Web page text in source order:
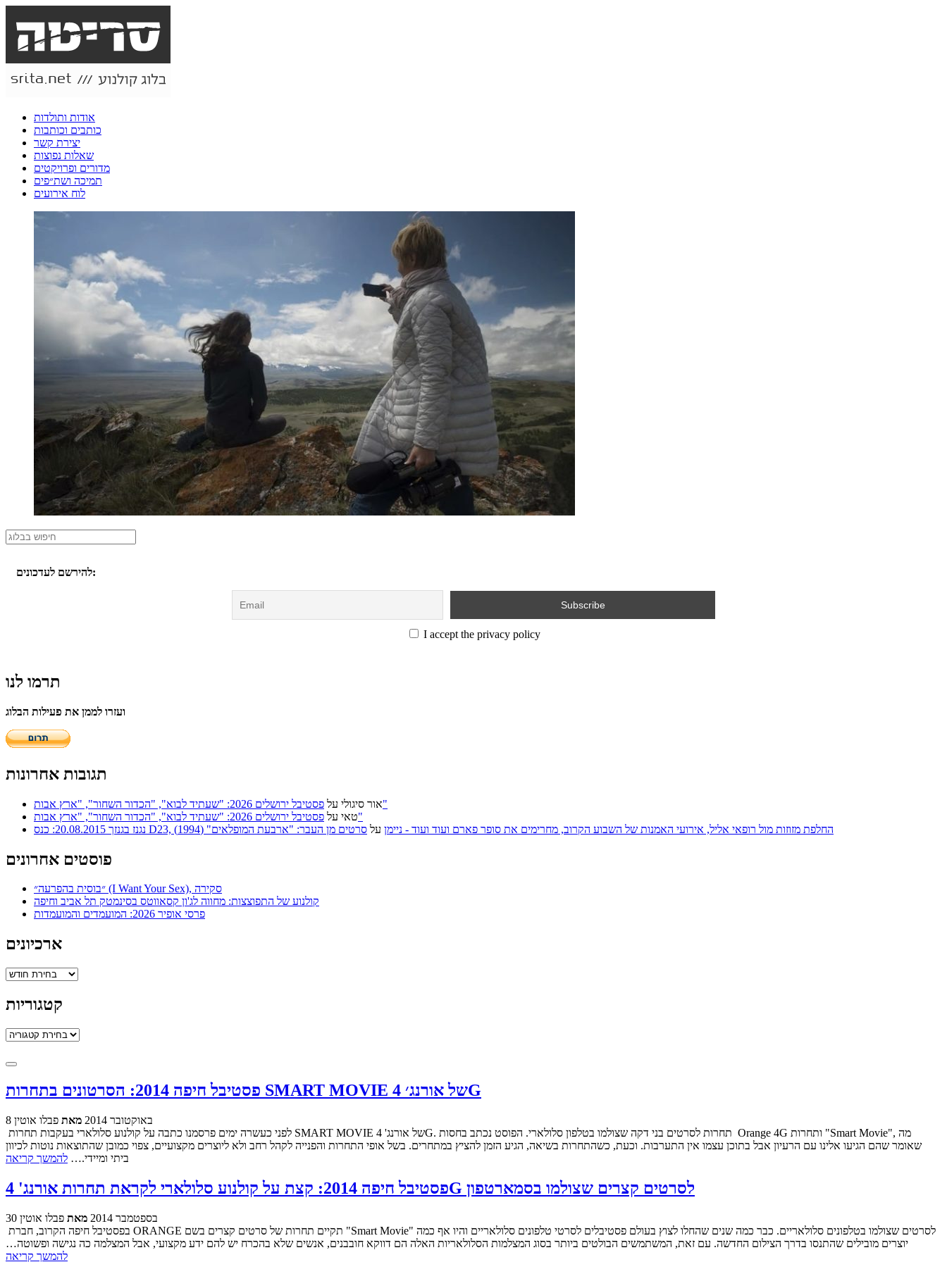
אודות ותולדות
כותבים וכותבות
יצירת קשר
שאלות נפוצות
מדורים ופרויקטים
תמיכה ושת״פים
לוח אירועים
להירשם לעדכונים:
I accept the privacy policy
תרמו לנו
ועזרו לממן את פעילות הבלוג
תגובות אחרונות
אור סיגולי על
פסטיבל ירושלים 2026: "שעתיד לבוא", "הכדור השחור", "ארץ אבות"
טאי על
פסטיבל ירושלים 2026: "שעתיד לבוא", "הכדור השחור", "ארץ אבות"
נגנז בגנזך 20.08.2015: כנס D23, החלפת מזוזות מול רופאי אליל, אירועי האמנות של השבוע הקרוב, מחרימים את סופר פארם ועוד ועוד - ניימן על סרטים מן העבר: "ארבעת המופלאים" (1994)
פוסטים אחרונים
״בוסית בהפרעה״ (I Want Your Sex), סקירה
קולנוע של התפוצצות: מחווה לג'ון קסאווטס בסינמטק תל אביב וחיפה
פרסי אופיר 2026: המועמדים והמועמדות
ארכיונים
ארכיונים
קטגוריות
קטגוריות
פסטיבל חיפה 2014: הסרטונים בתחרות SMART MOVIE של אורנג׳ 4G
8 באוקטובר 2014 מאת פבלו אוטין
שאומר שהם הגיעו אלינו עם הרעיון אבל בתוכן עצמו אין התערבות. וכעת, כשהתחרות בשיאה, הגיע הזמן להציץ במתחרים. בשל אופי התחרות והפנייה לקהל רחב ולא ליוצרים מקצועיים, צפוי כמובן שהתוצאות נוטות לכיוון
ביתי ומיידי.… להמשך קריאה
פסטיבל חיפה 2014: קצת על קולנוע סלולארי לקראת תחרות אורנג' 4G לסרטים קצרים שצולמו בסמארטפון
30 בספטמבר 2014 מאת פבלו אוטין
יוצרים מובילים שהתנסו בדרך הצילום החדשה. עם זאת, המשתמשים הבולטים ביותר בסוג המצלמות הסלולאריות האלה הם דווקא חובבנים, אנשים שלא בהכרח יש להם ידע מקצועי, אבל המצלמה כה נגישה ופשוטה…
להמשך קריאה